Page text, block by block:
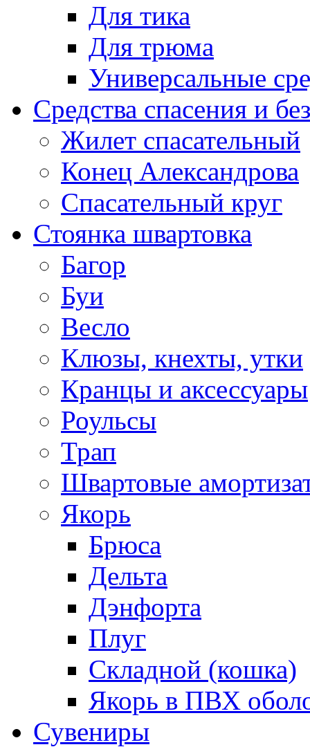
Для тика
Для трюма
Универсальные
Средства спасения и
Жилет спасательный
Конец Александрова
Спасательный круг
Стоянка швартовка
Багор
Буи
Весло
Клюзы, кнехты, утки
Кранцы и аксессуары
Роульсы
Трап
Швартовые
Якорь
Брюса
Дельта
Дэнфорта
Плуг
Складной (кошка)
Якорь в ПВХ
Сувениры